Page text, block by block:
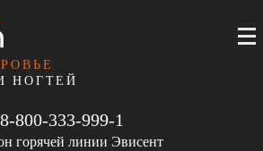
НОГТЕЙ
8-800-333-999-1
горячей линии Эвисент